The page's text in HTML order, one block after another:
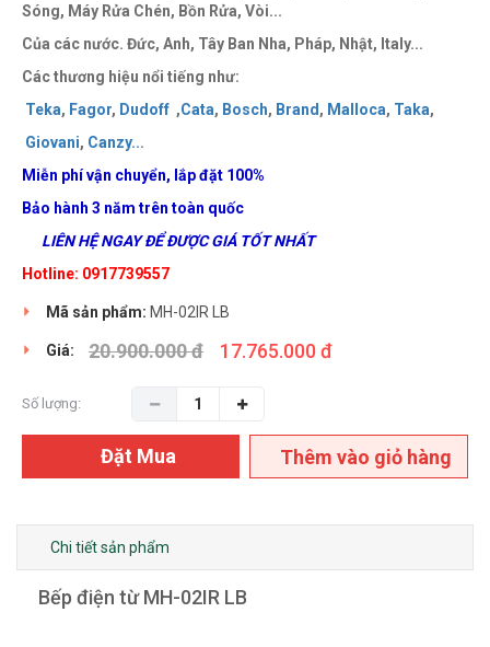
Sóng, Máy Rửa Chén, Bồn Rửa, Vòi...
Của các nước. Đức, Anh, Tây Ban Nha, Pháp, Nhật, Italy...
Các thương hiệu nổi tiếng như:
Teka, Fagor, Dudoff ,Cata, Bosch, Brand, Malloca, Taka,
Giovani, Canzy...
Miễn phí vận chuyển, lắp đặt 100%
Bảo hành 3 năm trên toàn quốc
LIÊN HỆ NGAY ĐỂ ĐƯỢC GIÁ TỐT NHẤT
Hotline: 0917739557
Mã sản phẩm: MH-02IR LB
Giá: 20.900.000 đ 17.765.000 đ
Số lượng:
Đặt Mua Thêm vào giỏ hàng
Chi tiết sản phẩm
Bếp điện từ MH-02IR LB